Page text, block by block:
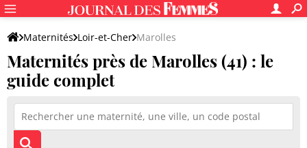
Maternités Loir-et-Cher Marolles
Maternités près de Marolles (41) : le
guide complet